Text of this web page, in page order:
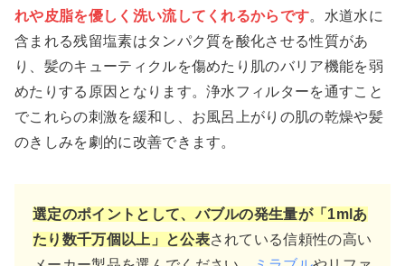
れや皮脂を優しく洗い流してくれるからです。水道水に
含まれる残留塩素はタンパク質を酸化させる性質があ
り、髪のキューティクルを傷めたり肌のバリア機能を弱
めたりする原因となります。浄水フィルターを通すこと
でこれらの刺激を緩和し、お風呂上がりの肌の乾燥や髪
のきしみを劇的に改善できます。
選定のポイントとして、バブルの発生量が「1mlあ
たり数千万個以上」と公表されている信頼性の高い